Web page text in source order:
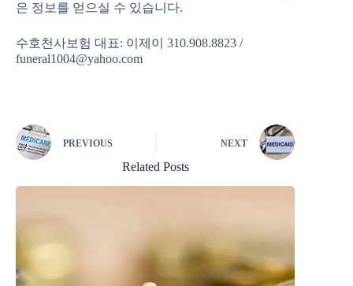
은 정보를 얻으실 수 있습니다.
수호천사보험 대표: 이제이 310.908.8823 /
funeral1004@yahoo.com
PREVIOUS NEXT
Related Posts